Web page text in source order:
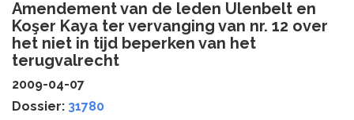
Amendement van de leden Ulenbelt en
Koşer Kaya ter vervanging van nr. 12 over
het niet in tijd beperken van het
terugvalrecht
2009-04-07
Dossier: 31780